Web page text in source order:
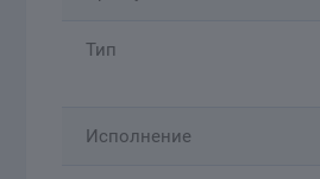
Тип
Исполнение